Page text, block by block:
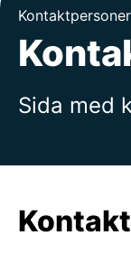
Service
Företag
Kontakt
Sida med